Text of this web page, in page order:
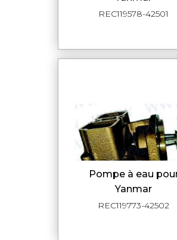
REC119578-42501
Pompe à eau pour
Yanmar
REC119773-42502